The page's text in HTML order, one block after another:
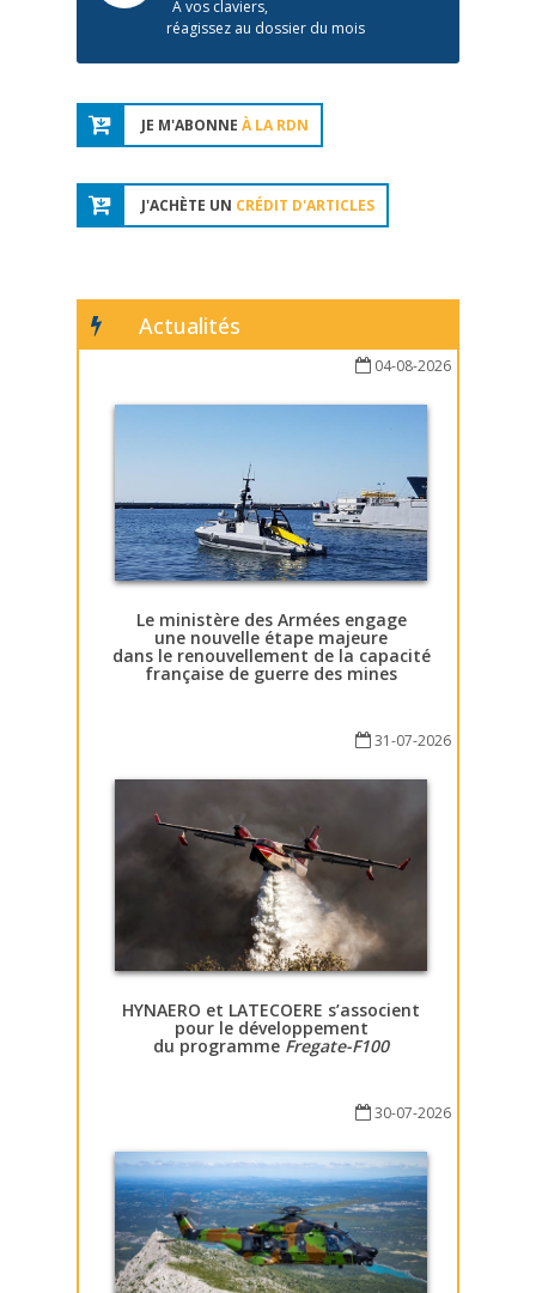
À vos claviers,
réagissez au dossier du mois
JE M'ABONNE À LA RDN
J'ACHÈTE UN CRÉDIT D'ARTICLES
Actualités
04-08-2026
Le ministère des Armées engage
une nouvelle étape majeure
dans le renouvellement de la capacité
française de guerre des mines
31-07-2026
HYNAERO et LATECOERE s’associent
pour le développement
du programme Fregate-F100
30-07-2026